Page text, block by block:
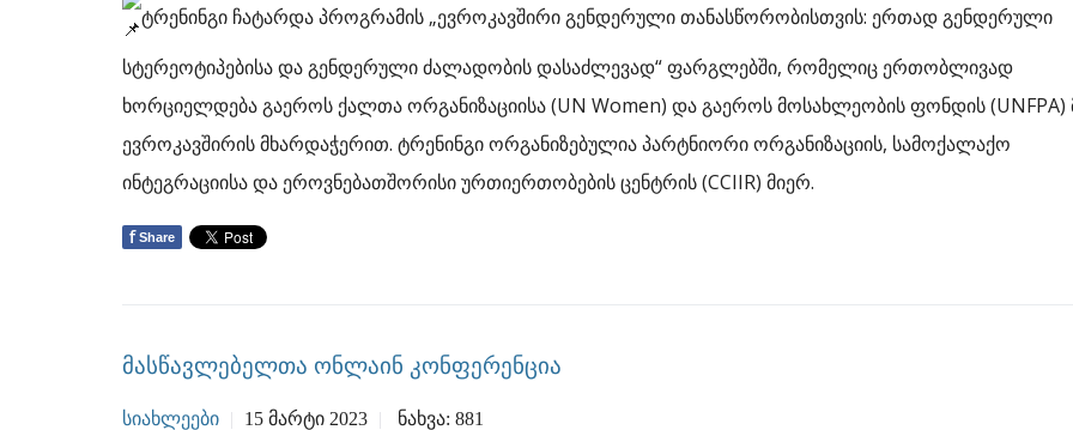
ტრენინგი ჩატარდა პროგრამის „ევროკავშირი გენდერული თანასწორობისთვის: ერთად გენდერული
სტერეოტიპებისა და გენდერული ძალადობის დასაძლევად“ ფარგლებში, რომელიც ერთობლივად
ხორციელდება გაეროს ქალთა ორგანიზაციისა (UN Women) და გაეროს მოსახლეობის ფონდის (UNFPA)
ევროკავშირის მხარდაჭერით. ტრენინგი ორგანიზებულია პარტნიორი ორგანიზაციის, სამოქალაქო
ინტეგრაციისა და ეროვნებათშორისი ურთიერთობების ცენტრის (CCIIR) მიერ.
fShare
მასწავლებელთა ონლაინ კონფერენცია
ᲡᲘᲐᲮᲚᲔᲔᲑᲘ 15 ᲛᲐᲠᲢᲘ 2023 ᲜᲐᲮᲕᲐ: 881